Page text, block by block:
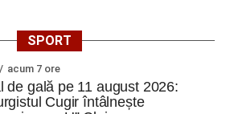
SPORT
acum 7 ore
de gală pe 11 august 2026:
Cugir întâlnește